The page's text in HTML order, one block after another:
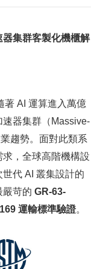
集群客製化機櫃解
著 AI 運算進入萬億
器集群（ Massive-
趨勢。面對此類系
，全球高階機構設
世代 AI 叢集設計的
嚴苛的 GR-63-
運輸標準驗證。